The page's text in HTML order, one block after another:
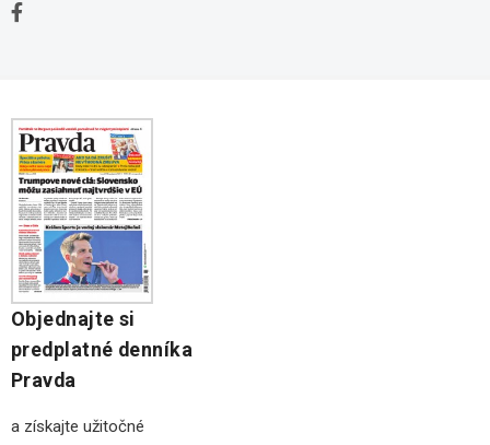
Stavebné pozemky
Objednajte si
predplatné denníka
Pravda
a získajte užitočné